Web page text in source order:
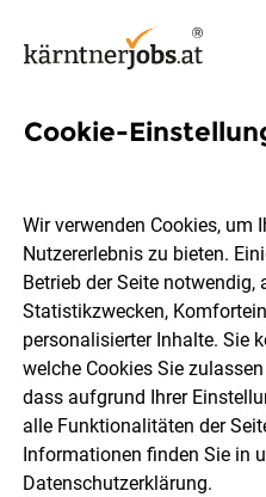
Urbas
Ruden Vollzeit
Cookie-
Wir verwenden Cookies, um
Nutzererlebnis zu bieten.
Betrieb der Seite notwendig,
Statistikzwecken,
personalisierter Inhalte. Sie
welche Cookies Sie
dass aufgrund Ihrer
alle Funktionalitäten der
Informationen finden Sie in
Datenschutzerklärung.